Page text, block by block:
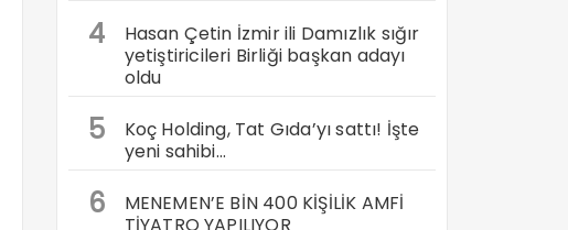
4
Hasan Çetin İzmir ili Damızlık sığır
yetiştiricileri Birliği başkan adayı
oldu
5
Koç Holding, Tat Gıda’yı sattı! İşte
yeni sahibi…
6
MENEMEN’E BİN 400 KİŞİLİK AMFİ
TİYATRO YAPILIYOR